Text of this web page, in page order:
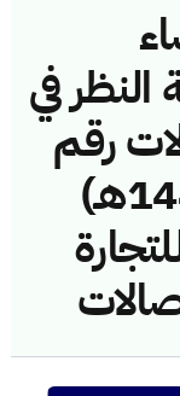
النظر في
رقم
(42745080/ق/1443هـ)